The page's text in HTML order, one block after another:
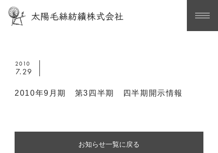
2010
7.29
2010年9月期 第3四半期 四半期開示情報
お知らせ一覧に戻る